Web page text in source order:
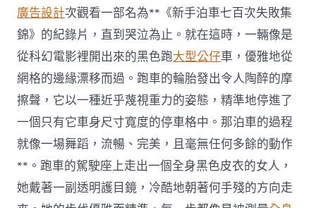
廣告設計次觀看一部名為**《新手泊車七百次失敗集
錦》的紀錄片，直到哭泣為止。就在這時，一輛像是
從科幻電影裡開出來的黑色跑大型公仔車，優雅地從
網格的邊緣漂移而過。跑車的輪胎發出令人陶醉的摩
擦聲，它以一種近乎蔑視重力的姿態，精準地停進了
一個只有它車身尺寸寬度的停車格中。那泊車的過程
就像一場舞蹈，流暢、完美，且毫無任何多餘的動作
**。跑車的駕駛座上走出一個全身黑色皮衣的女人，
她戴著一副透明護目鏡，冷酷地朝著何手殘的方向走